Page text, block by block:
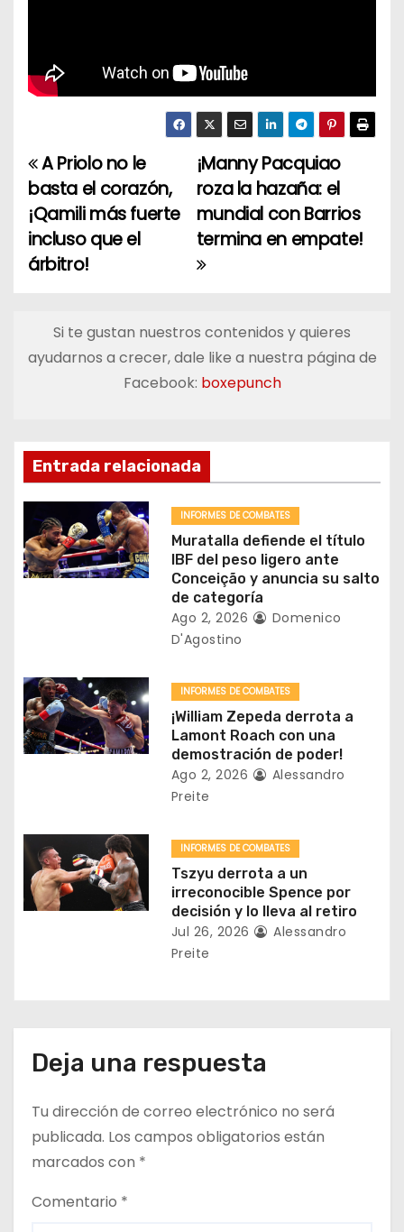
N
a
v
a
ó
n
d
e
t
r
a
s
¡Manny Pacquiao
roza la hazaña: el
mundial con Barrios
termina en empate!
A Priolo no le
basta el corazón,
¡Qamili más fuerte
incluso que el
árbitro!
Si te gustan nuestros contenidos y quieres
ayudarnos a crecer, dale like a nuestra página de
Facebook: boxepunch
Entrada relacionada
INFORMES DE COMBATES
Muratalla defiende el título
IBF del peso ligero ante
Conceição y anuncia su salto
de categoría
Ago 2, 2026
Domenico
D'Agostino
INFORMES DE COMBATES
¡William Zepeda derrota a
Lamont Roach con una
demostración de poder!
Ago 2, 2026
Alessandro
Preite
INFORMES DE COMBATES
Tszyu derrota a un
irreconocible Spence por
decisión y lo lleva al retiro
Jul 26, 2026
Alessandro
Preite
Deja una respuesta
Tu dirección de correo electrónico no será
publicada. Los campos obligatorios están
marcados con *
Comentario *